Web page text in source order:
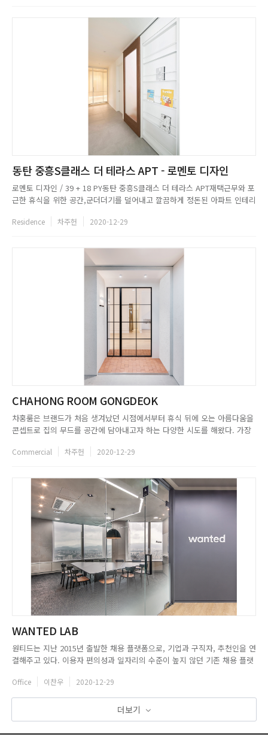
동탄 중흥S클래스 더 테라스 APT - 로멘토 디자인
로멘토 디자인 / 39 + 18 PY동탄 중흥S클래스 더 테라스 APT재택근무와 포
근한 휴식을 위한 공간,군더더기를 덜어내고 깔끔하게 정돈된 아파트 인테리
라이언트 부부는 반려견과 함께 생활하고 있기 때문에 청소 등 관리가 쉬운
Residence 차주헌 2020-12-29
CHAHONG ROOM GONGDEOK
차홍룸은 브랜드가 처음 생겨났던 시점에서부터 휴식 뒤에 오는 아름다움을
콘셉트로 집의 무드를 공간에 담아내고자 하는 다양한 시도를 해왔다. 가장
드로 완성한 다른 지점과 달리, 반가운 이로부터의 초대를 콘셉트로 설정했
Commercial 차주헌 2020-12-29
WANTED LAB
원티드는 지난 2015년 출발한 채용 플랫폼으로, 기업과 구직자, 추천인을 연
결해주고 있다. 이용자 편의성과 일자리의 수준이 높지 않던 기존 채용 플랫
록,기업의 입장에서는 능력 있는 인재를 보다 쉽게 찾을 수 있도록 했다. 이
를 통해 원티드는 광고와 헤드헌팅에 의존했던 보수적인 채용...
Office 이찬우 2020-12-29
더보기